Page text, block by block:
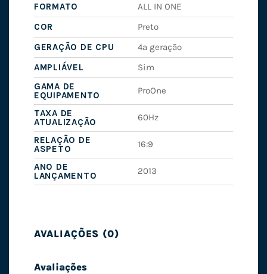
FORMATO
ALL IN ONE
COR
Preto
GERAÇÃO DE CPU
4ª geração
AMPLIÁVEL
Sim
GAMA DE
EQUIPAMENTO
ProOne
TAXA DE
ATUALIZAÇÃO
60Hz
RELAÇÃO DE
ASPETO
16:9
ANO DE
LANÇAMENTO
2013
AVALIAÇÕES (0)
Avaliações